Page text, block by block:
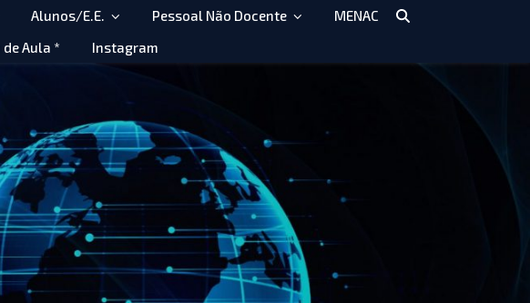
Alunos/E.E. Pessoal Não Docente
MENAC
de Aula * Instagram